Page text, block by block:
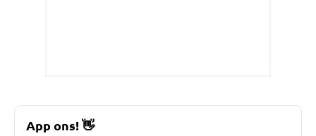
App ons!👋